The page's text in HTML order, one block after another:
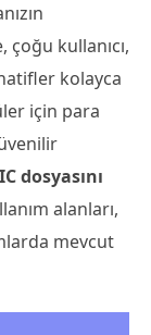
kullanıcı,
kolayca
için para
dosyasını
alanları,
mevcut